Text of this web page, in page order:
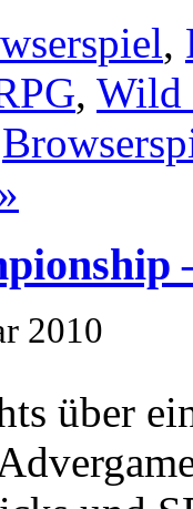
,
, Wild
2010
über